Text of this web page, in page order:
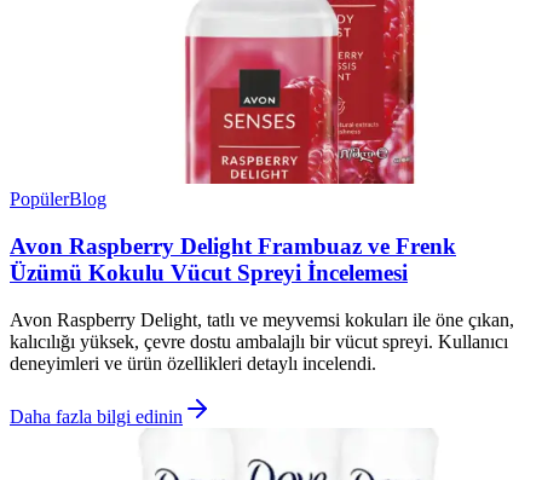
PopülerBlog
Avon Raspberry Delight Frambuaz ve Frenk
Üzümü Kokulu Vücut Spreyi İncelemesi
Avon Raspberry Delight, tatlı ve meyvemsi kokuları ile öne çıkan,
kalıcılığı yüksek, çevre dostu ambalajlı bir vücut spreyi. Kullanıcı
deneyimleri ve ürün özellikleri detaylı incelendi.
Daha fazla bilgi edinin